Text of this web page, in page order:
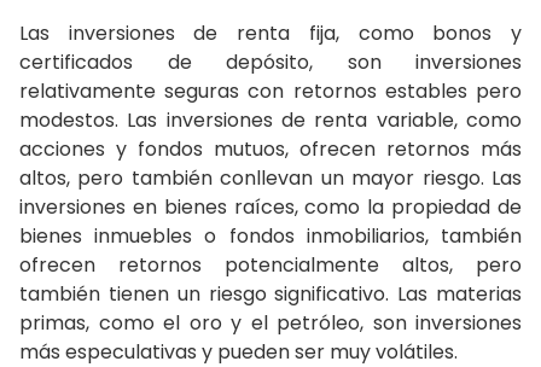
Las inversiones de renta fija, como bonos y
certificados de depósito, son inversiones
relativamente seguras con retornos estables pero
modestos. Las inversiones de renta variable, como
acciones y fondos mutuos, ofrecen retornos más
altos, pero también conllevan un mayor riesgo. Las
inversiones en bienes raíces, como la propiedad de
bienes inmuebles o fondos inmobiliarios, también
ofrecen retornos potencialmente altos, pero
también tienen un riesgo significativo. Las materias
primas, como el oro y el petróleo, son inversiones
más especulativas y pueden ser muy volátiles.